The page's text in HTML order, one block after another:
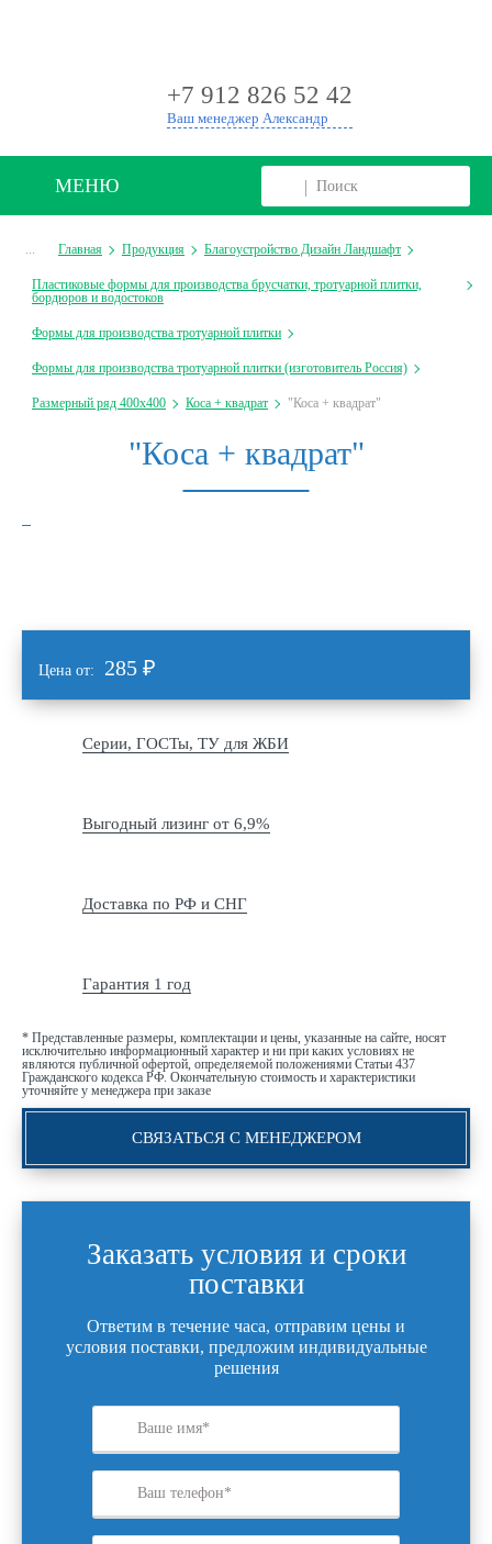
+7 912 826 52 42
Ваш менеджер Александр
МЕНЮ
... Главная Продукция Благоустройство Дизайн Ландшафт
Пластиковые формы для производства брусчатки, тротуарной плитки,
бордюров и водостоков
Формы для производства тротуарной плитки
Формы для производства тротуарной плитки (изготовитель Россия)
Размерный ряд 400х400 Коса + квадрат "Коса + квадрат"
"Коса + квадрат"
Цена от: 285 ₽
Серии, ГОСТы, ТУ для ЖБИ
Выгодный лизинг от 6,9%
Доставка по РФ и СНГ
Гарантия 1 год
* Представленные размеры, комплектации и цены, указанные на сайте, носят
исключительно информационный характер и ни при каких условиях не
являются публичной офертой, определяемой положениями Статьи 437
Гражданского кодекса РФ. Окончательную стоимость и характеристики
уточняйте у менеджера при заказе
СВЯЗАТЬСЯ С МЕНЕДЖЕРОМ
Заказать условия и сроки
поставки
Ответим в течение часа, отправим цены и
условия поставки, предложим индивидуальные
решения